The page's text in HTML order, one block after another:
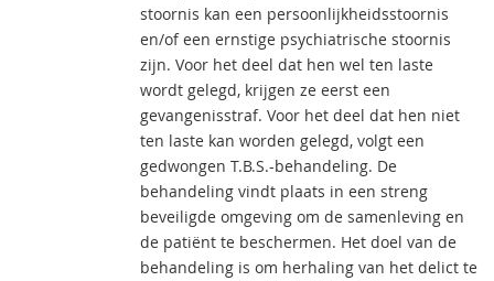
stoornis kan een persoonlijkheidsstoornis
en/of een ernstige psychiatrische stoornis
zijn. Voor het deel dat hen wel ten laste
wordt gelegd, krijgen ze eerst een
gevangenisstraf. Voor het deel dat hen niet
ten laste kan worden gelegd, volgt een
gedwongen T.B.S.-behandeling. De
behandeling vindt plaats in een streng
beveiligde omgeving om de samenleving en
de patiënt te beschermen. Het doel van de
behandeling is om herhaling van het delict te